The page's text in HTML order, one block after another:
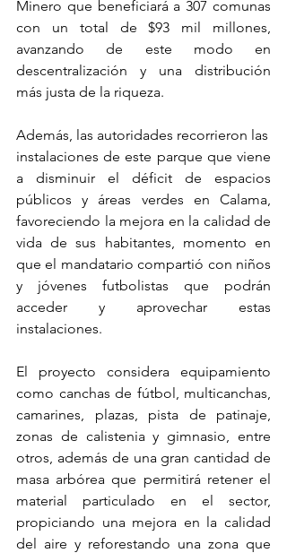
Minero que beneficiará a 307 comunas
con un total de $93 mil millones,
avanzando de este modo en
descentralización y una distribución
más justa de la riqueza.
instalaciones de este parque que viene
a disminuir el déficit de espacios
públicos y áreas verdes en Calama,
favoreciendo la mejora en la calidad de
vida de sus habitantes, momento en
que el mandatario compartió con niños
y jóvenes futbolistas que podrán
acceder y aprovechar estas
instalaciones.
El proyecto considera equipamiento
como canchas de fútbol, multicanchas,
camarines, plazas, pista de patinaje,
zonas de calistenia y gimnasio, entre
otros, además de una gran cantidad de
masa arbórea que permitirá retener el
material particulado en el sector,
propiciando una mejora en la calidad
del aire y reforestando una zona que